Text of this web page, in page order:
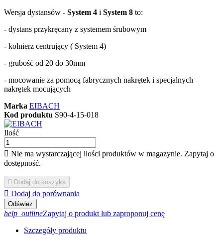
Wersja dystansów - System 4 i System 8 to:
- dystans przykręcany z systemem śrubowym
- kołnierz centrujący ( System 4)
- grubość od 20 do 30mm
- mocowanie za pomocą fabrycznych nakrętek i specjalnych
nakrętek mocujących
Marka EIBACH
Kod produktu S90-4-15-018
Ilość
 Nie ma wystarczającej ilości produktów w magazynie. Zapytaj o
dostępność.
 Dodaj do koszyka
 Dodaj do porównania
help_outlineZapytaj o produkt lub zaproponuj cenę
Szczegóły produktu